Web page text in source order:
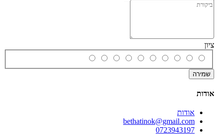
ציון
שמירה
אודות
אודות
bethatinok@gmail.com
0723943197